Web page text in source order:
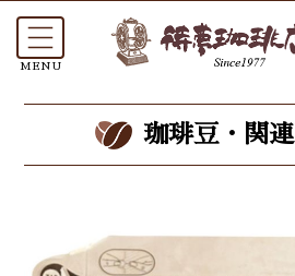
珈琲豆・関